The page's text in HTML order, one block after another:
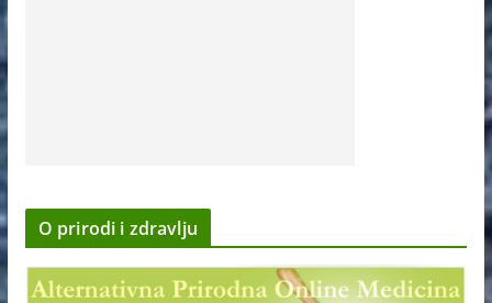
O prirodi i zdravlju